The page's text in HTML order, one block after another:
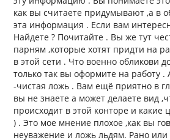
как вы считаете придумывают ,а в
эта информация . Если вам
Найдете ? Почитайте . Вы же тут
парням ,которые хотят придти на
в этой сети . Что военно обликови
только так вы оформите на работу .
-чистая ложь . Вам ещё приятно в
вы не знаете а может делаете вид
происходит в этой конторе и какие
) . Это мое мнение плохое ,как вы
неуважение и ложь льдям. Рано